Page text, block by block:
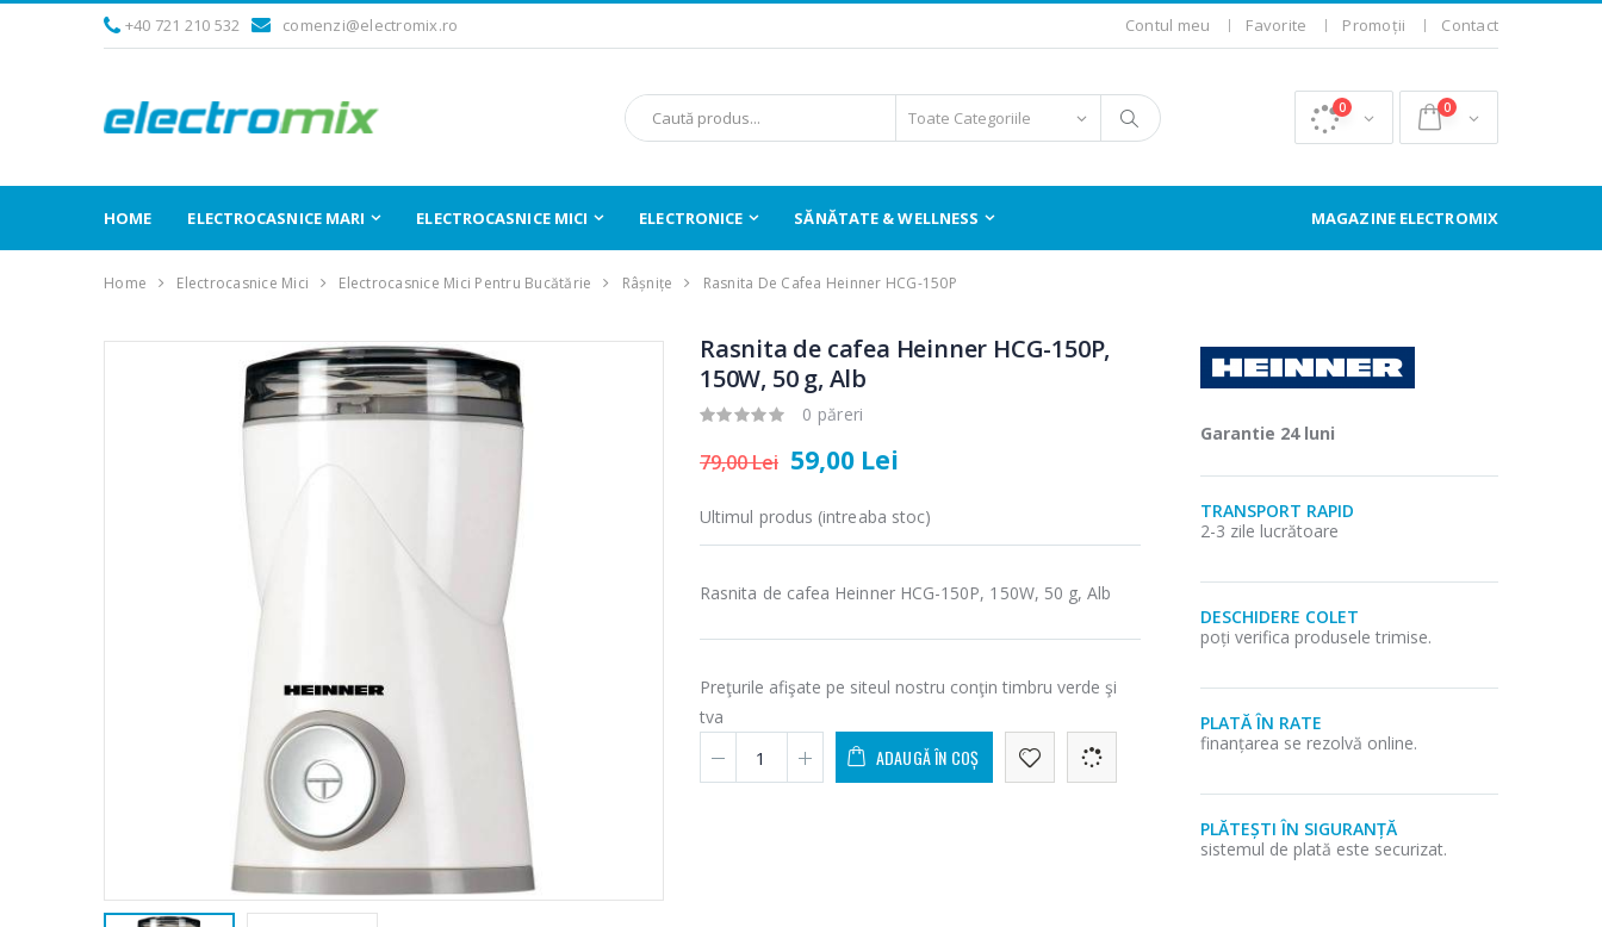
+40 721 210 532 comenzi@electromix.ro Contul meu Favorite Promoții Contact
0 0
HOME ELECTROCASNICE MARI ELECTROCASNICE MICI ELECTRONICE SĂNĂTATE & WELLNESS MAGAZINE ELECTROMIX
Home Electrocasnice Mici Electrocasnice Mici Pentru Bucătărie Râșnițe Rasnita De Cafea Heinner HCG-150P
Rasnita de cafea Heinner HCG-150P,
150W, 50 g, Alb
0 păreri
79,00 Lei 59,00 Lei
Ultimul produs (intreaba stoc)
Rasnita de cafea Heinner HCG-150P, 150W, 50 g, Alb
Preţurile afişate pe siteul nostru conţin timbru verde şi
tva
ADAUGĂ ÎN COȘ
Garantie 24 luni
TRANSPORT RAPID
2-3 zile lucrătoare
DESCHIDERE COLET
poți verifica produsele trimise.
PLATĂ ÎN RATE
finanțarea se rezolvă online.
PLĂTEȘTI ÎN SIGURANȚĂ
sistemul de plată este securizat.